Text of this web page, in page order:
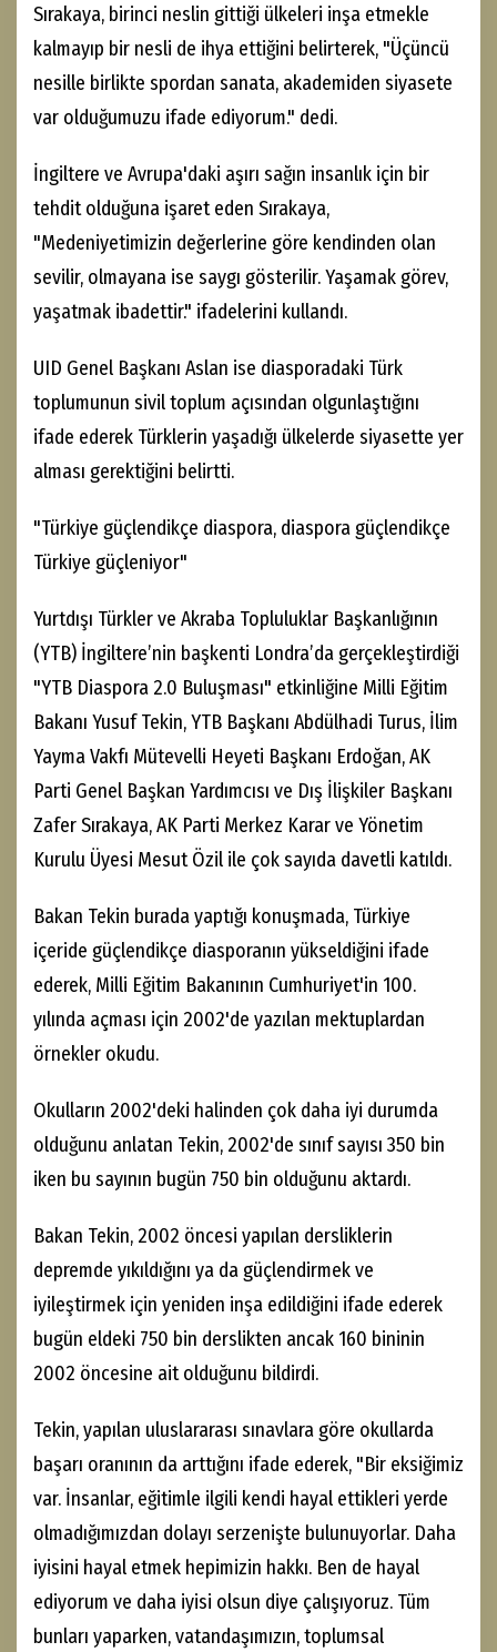
Sırakaya, birinci neslin gittiği ülkeleri inşa etmekle
kalmayıp bir nesli de ihya ettiğini belirterek, "Üçüncü
nesille birlikte spordan sanata, akademiden siyasete
var olduğumuzu ifade ediyorum." dedi.
İngiltere ve Avrupa'daki aşırı sağın insanlık için bir
tehdit olduğuna işaret eden Sırakaya,
"Medeniyetimizin değerlerine göre kendinden olan
sevilir, olmayana ise saygı gösterilir. Yaşamak görev,
yaşatmak ibadettir." ifadelerini kullandı.
UID Genel Başkanı Aslan ise diasporadaki Türk
toplumunun sivil toplum açısından olgunlaştığını
ifade ederek Türklerin yaşadığı ülkelerde siyasette yer
alması gerektiğini belirtti.
"Türkiye güçlendikçe diaspora, diaspora güçlendikçe
Türkiye güçleniyor"
Yurtdışı Türkler ve Akraba Topluluklar Başkanlığının
(YTB) İngiltere’nin başkenti Londra’da gerçekleştirdiği
"YTB Diaspora 2.0 Buluşması" etkinliğine Milli Eğitim
Bakanı Yusuf Tekin, YTB Başkanı Abdülhadi Turus, İlim
Yayma Vakfı Mütevelli Heyeti Başkanı Erdoğan, AK
Parti Genel Başkan Yardımcısı ve Dış İlişkiler Başkanı
Zafer Sırakaya, AK Parti Merkez Karar ve Yönetim
Kurulu Üyesi Mesut Özil ile çok sayıda davetli katıldı.
Bakan Tekin burada yaptığı konuşmada, Türkiye
içeride güçlendikçe diasporanın yükseldiğini ifade
ederek, Milli Eğitim Bakanının Cumhuriyet'in 100.
yılında açması için 2002'de yazılan mektuplardan
örnekler okudu.
Okulların 2002'deki halinden çok daha iyi durumda
olduğunu anlatan Tekin, 2002'de sınıf sayısı 350 bin
iken bu sayının bugün 750 bin olduğunu aktardı.
Bakan Tekin, 2002 öncesi yapılan dersliklerin
depremde yıkıldığını ya da güçlendirmek ve
iyileştirmek için yeniden inşa edildiğini ifade ederek
bugün eldeki 750 bin derslikten ancak 160 bininin
2002 öncesine ait olduğunu bildirdi.
Tekin, yapılan uluslararası sınavlara göre okullarda
başarı oranının da arttığını ifade ederek, "Bir eksiğimiz
var. İnsanlar, eğitimle ilgili kendi hayal ettikleri yerde
olmadığımızdan dolayı serzenişte bulunuyorlar. Daha
iyisini hayal etmek hepimizin hakkı. Ben de hayal
ediyorum ve daha iyisi olsun diye çalışıyoruz. Tüm
bunları yaparken, vatandaşımızın, toplumsal